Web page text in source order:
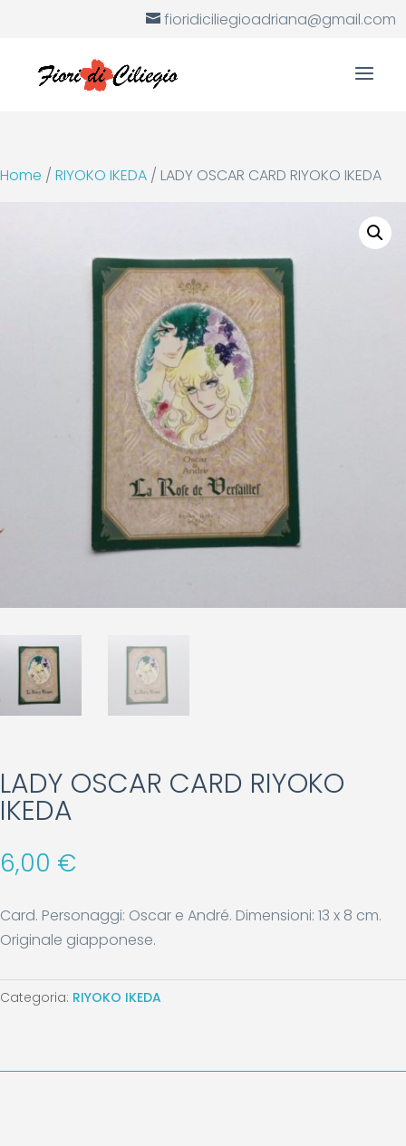
fioridiciliegioadriana@gmail.com
Home / RIYOKO IKEDA / LADY OSCAR CARD RIYOKO IKEDA
LADY OSCAR CARD RIYOKO
IKEDA
6,00 €
Card. Personaggi: Oscar e André. Dimensioni: 13 x 8 cm.
Originale giapponese.
Categoria: RIYOKO IKEDA